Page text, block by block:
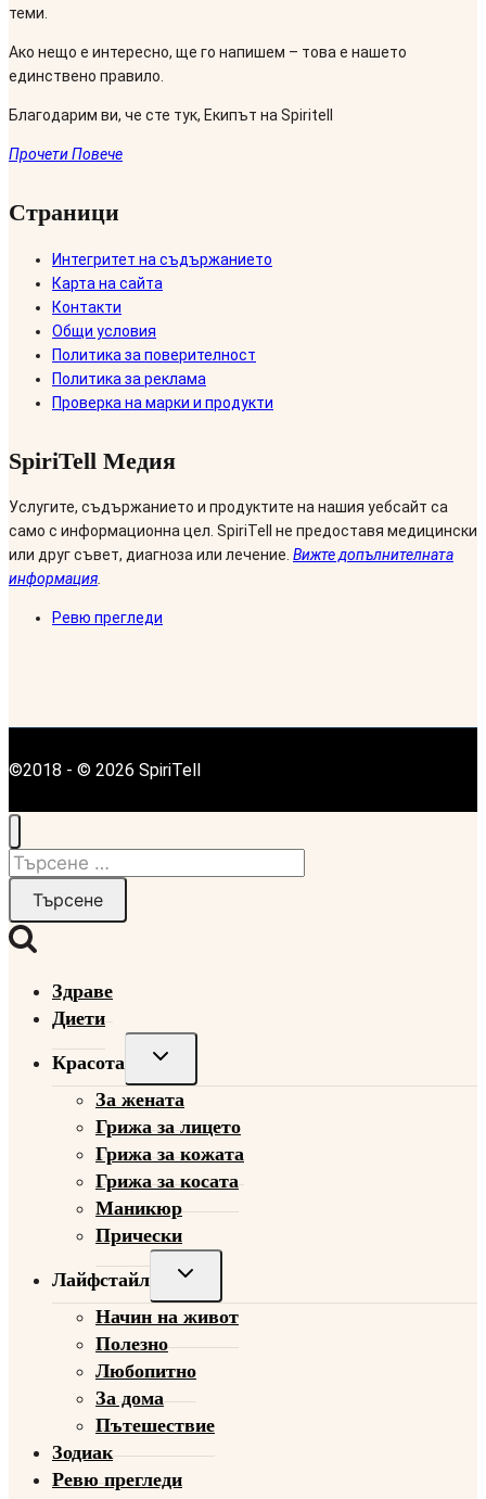
теми.
Ако нещо е интересно, ще го напишем – това е нашето
единствено правило.
Благодарим ви, че сте тук, Екипът на Spiritell
Прочети Повече
Страници
Интегритет на съдържанието
Карта на сайта
Контакти
Общи условия
Политика за поверителност
Политика за реклама
Проверка на марки и продукти
SpiriTell Медия
Услугите, съдържанието и продуктите на нашия уебсайт са
само с информационна цел. SpiriTell не предоставя медицински
или друг съвет, диагноза или лечение. Вижте допълнителната
информация
Ревю прегледи
©2018 - © 2026 SpiriTell
Търсене
Здраве
Диети
Красота
Toggle
child
menu
За жената
Грижа за лицето
Грижа за кожата
Грижа за косата
Маникюр
Прически
Лайфстайл
Toggle
child
menu
Начин на живот
Полезно
Любопитно
За дома
Пътешествие
Зодиак
Ревю прегледи